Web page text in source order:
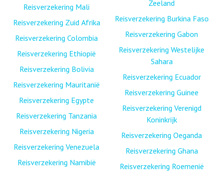
Reisverzekering Mali
Reisverzekering Zuid Afrika
Reisverzekering Colombia
Reisverzekering Ethiopië
Reisverzekering Bolivia
Reisverzekering Mauritanië
Reisverzekering Egypte
Reisverzekering Tanzania
Reisverzekering Nigeria
Reisverzekering Venezuela
Reisverzekering Namibië
Zeeland
Reisverzekering Burkina Faso
Reisverzekering Gabon
Reisverzekering Westelijke
Sahara
Reisverzekering Ecuador
Reisverzekering Guinee
Reisverzekering Verenigd
Koninkrijk
Reisverzekering Oeganda
Reisverzekering Ghana
Reisverzekering Roemenië